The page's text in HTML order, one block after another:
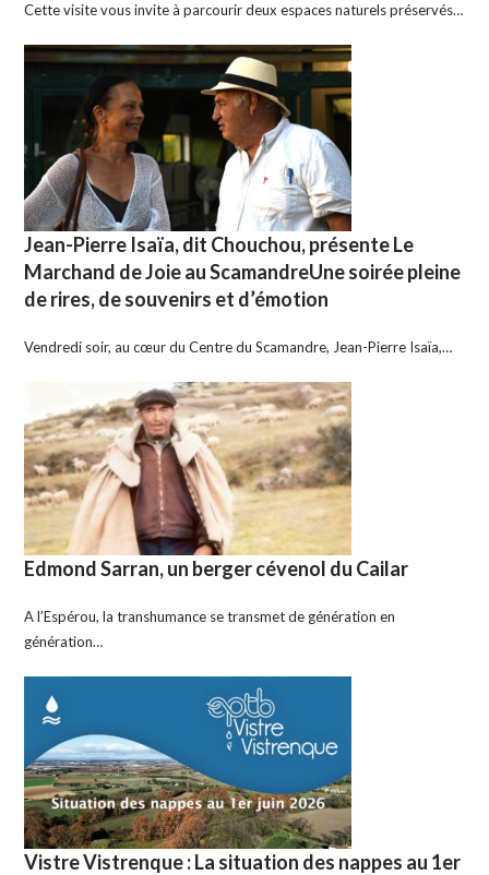
Cette visite vous invite à parcourir deux espaces naturels préservés…
Jean-Pierre Isaïa, dit Chouchou, présente Le
Marchand de Joie au ScamandreUne soirée pleine
de rires, de souvenirs et d’émotion
Vendredi soir, au cœur du Centre du Scamandre, Jean-Pierre Isaïa,…
Edmond Sarran, un berger cévenol du Cailar
A l’Espérou, la transhumance se transmet de génération en
génération…
Vistre Vistrenque : La situation des nappes au 1er